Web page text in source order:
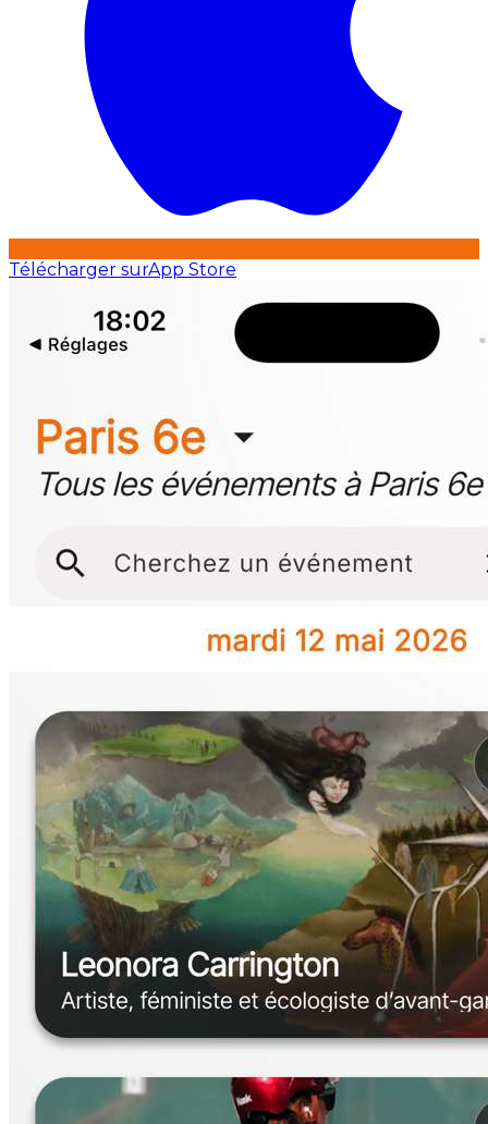
Télécharger surApp Store